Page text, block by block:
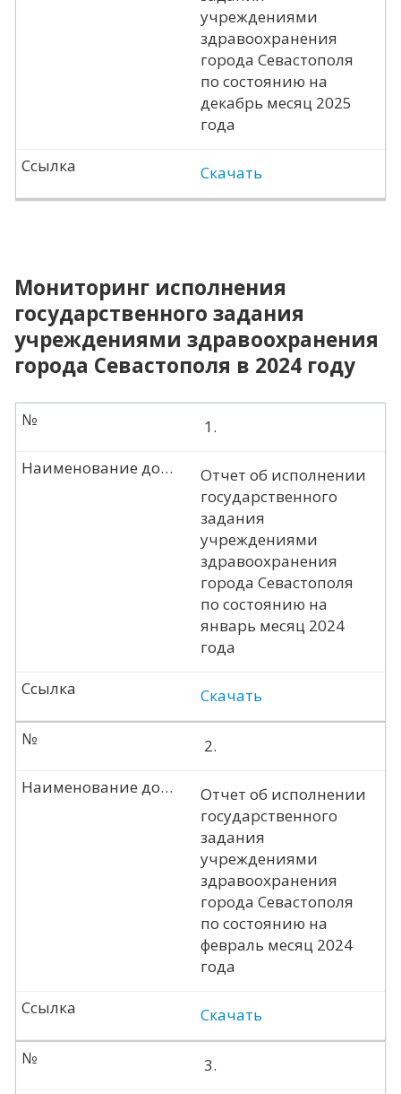
учреждениями
здравоохранения
города Севастополя
по состоянию на
декабрь месяц 2025
года
Скачать
Ссылка
Мониторинг исполнения
государственного задания
учреждениями здравоохранения
города Севастополя в 2024 году
1.
№
Отчет об исполнении
государственного
задания
учреждениями
здравоохранения
города Севастополя
по состоянию на
январь месяц 2024
года
Наименование документа
Скачать
Ссылка
2.
№
Отчет об исполнении
государственного
задания
учреждениями
здравоохранения
города Севастополя
по состоянию на
февраль месяц 2024
года
Наименование документа
Скачать
Ссылка
3.
№